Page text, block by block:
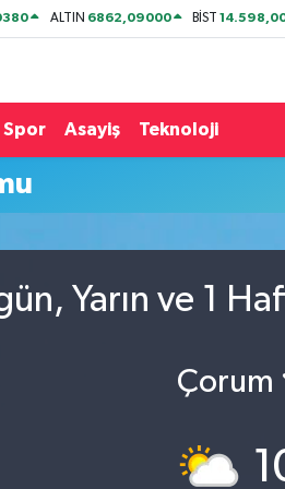
ALTIN 6862,09000 BİST
Spor Asayiş Teknoloji
Yarın ve 1
Çorum